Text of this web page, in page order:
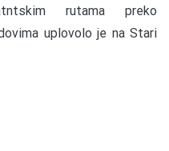
rutama preko
uplovolo je na Stari